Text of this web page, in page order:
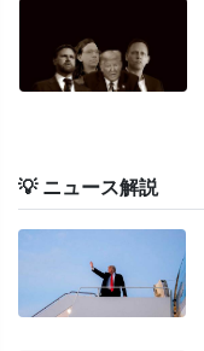
💡 ニュース解説